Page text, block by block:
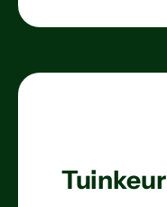
Tuinkeur